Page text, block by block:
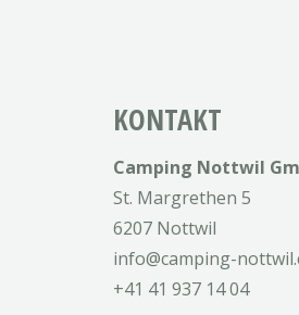
KONTAKT
Camping Nottwil
St. Margrethen 5
6207 Nottwil
info@camping-
+41 41 937 14 04